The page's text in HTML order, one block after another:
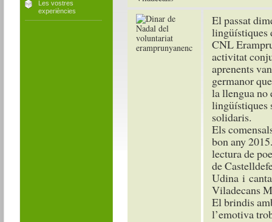
Les vostres
experiències
El passat
lingüístiques
CNL
activitat
aprenents
germanor
la llengua no
lingüístiques
solidaris.
Els
bon any
lectura de
de
Udina i
Viladecans
El brindis
l’emotiva